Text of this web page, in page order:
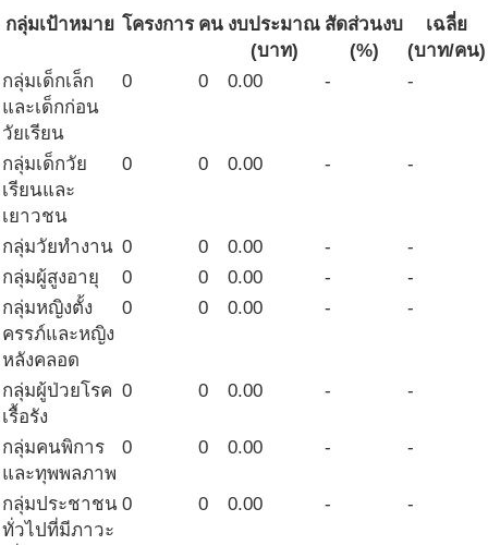
กลุ่มเป้าหมาย โครงการ คน งบประมาณ
(บาท)
สัดส่วนงบ
(%)
เฉลี่ย
(บาท/คน)
กลุ่มเด็กเล็ก
และเด็กก่อน
วัยเรียน
0 0 0.00 - -
กลุ่มเด็กวัย
เรียนและ
เยาวชน
0 0 0.00 - -
กลุ่มวัยทำงาน 0 0 0.00 -
-
กลุ่มผู้สูงอายุ
0 0 0.00 -
-
กลุ่มหญิงตั้ง
ครรภ์และหญิง
หลังคลอด
0 0 0.00 - -
กลุ่มผู้ป่วยโรค
เรื้อรัง
0 0 0.00 - -
กลุ่มคนพิการ
และทุพพลภาพ
0 0 0.00 - -
กลุ่มประชาชน
ทั่วไปที่มีภาวะ
0 0 0.00 - -